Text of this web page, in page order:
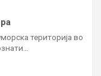
територија во